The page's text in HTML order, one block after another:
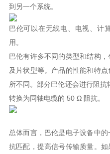
到另一个系统。
用。
转换为同轴电缆的 50 Ω 阻抗。